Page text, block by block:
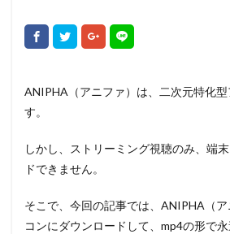
ANIPHA（アニファ）は、二次元特化
す。
しかし、ストリーミング視聴のみ、端
ドできません。
そこで、今回の記事では、ANIPHA（
コンにダウンロードして、mp4の形で